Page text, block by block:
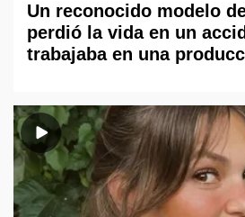
Un reconocido modelo
perdió la vida en un
trabajaba en una